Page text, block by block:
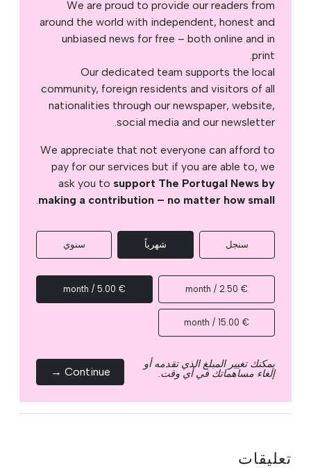
We are proud to provide our readers from
around the world with independent, honest and
unbiased news for free – both online and in
print.
Our dedicated team supports the local
community, foreign residents and visitors of all
nationalities through our newspaper, website,
social media and our newsletter.
We appreciate that not everyone can afford to
pay for our services but if you are able to, we
ask you to support The Portugal News by
making a contribution – no matter how small
.
سنجل شهرياً سنوي
€ 2.50 / month
€ 5.00 / month
€ 15.00 / month
يمكنك تغيير المبلغ الذي تقدمه أو
إلغاء مساهماتك في أي وقت. Continue →
تعليقات